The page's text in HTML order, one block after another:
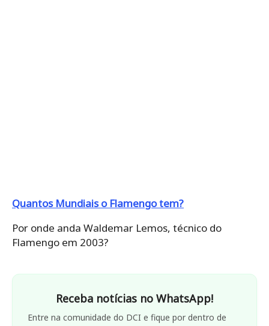
Quantos Mundiais o Flamengo tem?
Por onde anda Waldemar Lemos, técnico do
Flamengo em 2003?
Receba notícias no WhatsApp!
Entre na comunidade do DCI e fique por dentro de